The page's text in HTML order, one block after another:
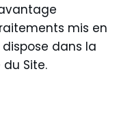
mis en
dans la
du Site.